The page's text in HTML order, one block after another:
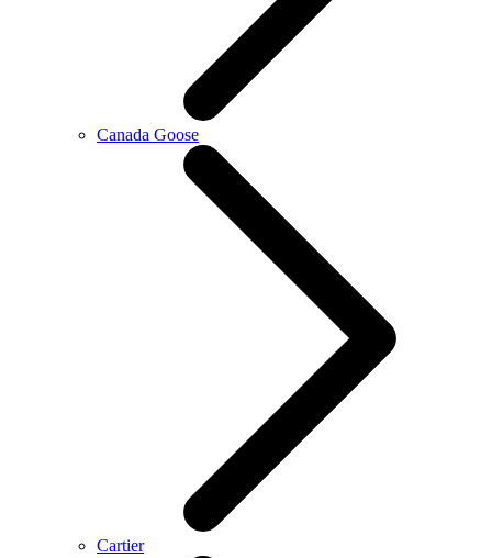
Canada Goose
Cartier